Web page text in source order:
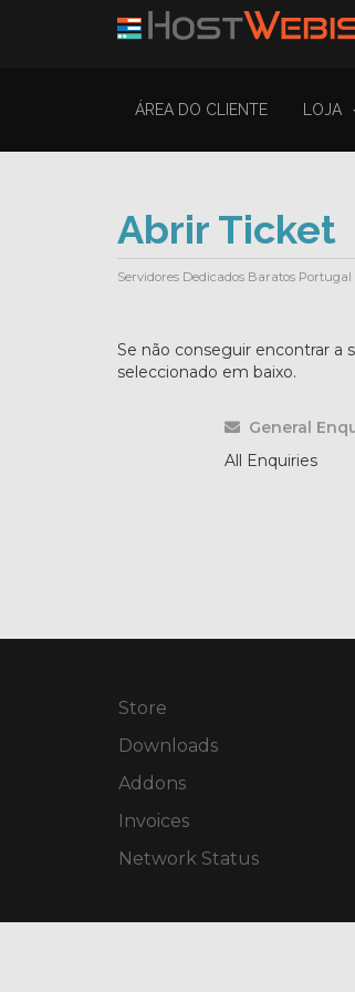
ÁREA DO CLIENTE LOJA
Abrir Ticket
Servidores Dedicados Baratos
Se não conseguir encontrar a
seleccionado em baixo.
General
All Enquiries
Store
Downloads
Addons
Invoices
Network Status